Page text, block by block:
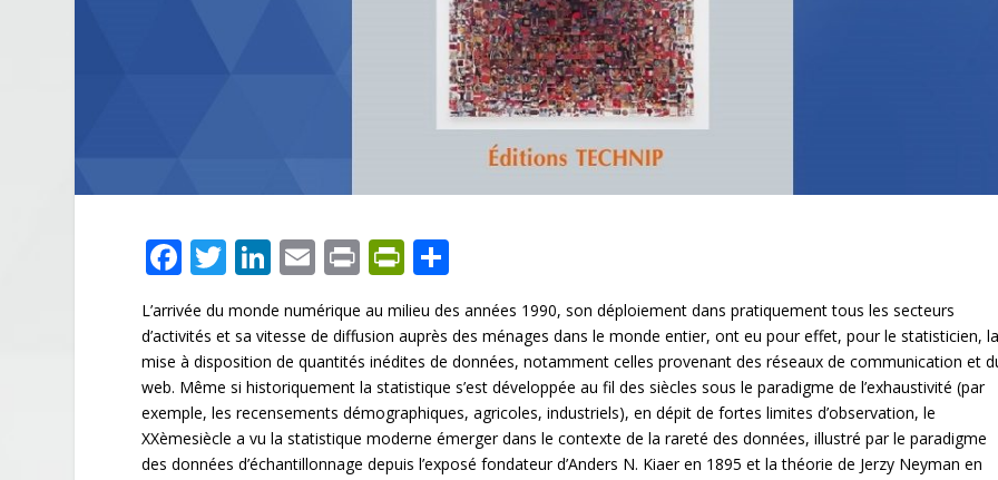
F
ac
e
b
o
o
k
T
itt
er
Li
k
e
dI
n
E
m
ai
l
Pr
t
Pr
in
tF
ri
e
n
dl
ta
g
er
L’arrivée du monde numérique au milieu des années 1990, son déploiement dans pratiquement tous les secteurs
d’activités et sa vitesse de diffusion auprès des ménages dans le monde entier, ont eu pour effet, pour le statisticien,
mise à disposition de quantités inédites de données, notamment celles provenant des réseaux de communication et
web. Même si historiquement la statistique s’est développée au fil des siècles sous le paradigme de l’exhaustivité (par
exemple, les recensements démographiques, agricoles, industriels), en dépit de fortes limites d’observation, le
XXèmesiècle a vu la statistique moderne émerger dans le contexte de la rareté des données, illustré par le paradigme
des données d’échantillonnage depuis l’exposé fondateur d’Anders N. Kiaer en 1895 et la théorie de Jerzy Neyman en